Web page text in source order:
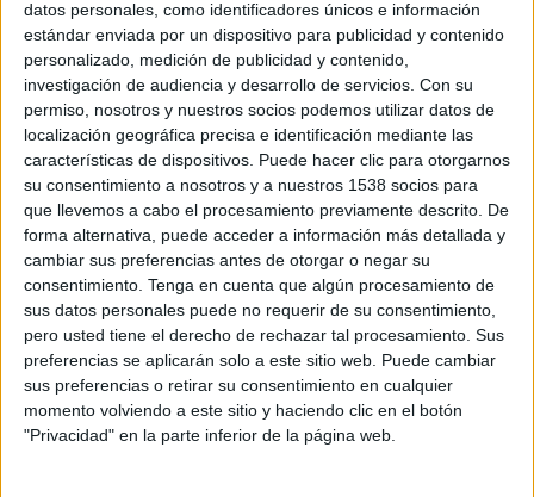
datos personales, como identificadores únicos e información
estándar enviada por un dispositivo para publicidad y contenido
personalizado, medición de publicidad y contenido,
investigación de audiencia y desarrollo de servicios. Con su
permiso, nosotros y nuestros socios podemos utilizar datos de
localización geográfica precisa e identificación mediante las
características de dispositivos. Puede hacer clic para otorgarnos
su consentimiento a nosotros y a nuestros 1538 socios para
que llevemos a cabo el procesamiento previamente descrito. De
forma alternativa, puede acceder a información más detallada y
cambiar sus preferencias antes de otorgar o negar su
consentimiento. Tenga en cuenta que algún procesamiento de
sus datos personales puede no requerir de su consentimiento,
pero usted tiene el derecho de rechazar tal procesamiento. Sus
preferencias se aplicarán solo a este sitio web. Puede cambiar
sus preferencias o retirar su consentimiento en cualquier
momento volviendo a este sitio y haciendo clic en el botón
"Privacidad" en la parte inferior de la página web.
que no s’han programatconcerts de grans
aforaments, i a que els temps de desinfecció
dels espais entre funció i funció dona menys
marge per poder programar noves funcions.
La venda d’avui s’ha portat a terme sense
incidències importants si bé a primera hora del
matí hi ha hagut un pic de demanda una mica
superior a l’any passat. Per exemple, durant les
dues primeres hores del matí, s’han venut 400
entrades més respecte l’any passat. Quan ha
avançat la jornada, la venda s’ha estabilitzat.
Des de les 9 del matí, alTeatre Municipal de